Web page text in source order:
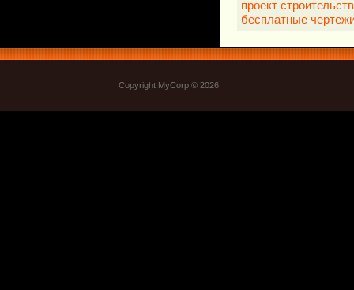
проект
бесплатные
Copyright MyCorp © 2026